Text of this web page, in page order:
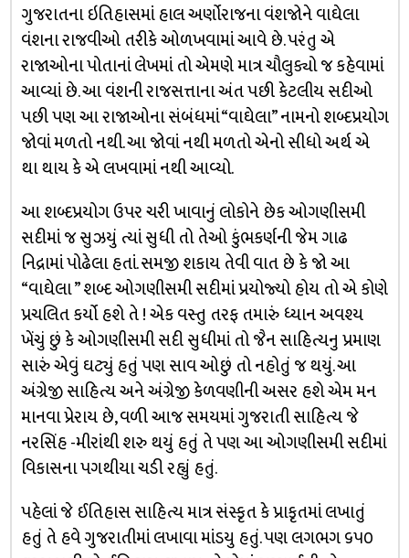
ગુજરાતના ઇતિહાસમાં હાલ અર્ણોરાજના વંશજોને વાઘેલા
વંશના રાજવીઓ તરીકે ઓળખવામાં આવે છે. પરંતુ એ
રાજાઓના પોતાનાં લેખમાં તો એમણે માત્ર ચૌલુક્યો જ કહેવામાં
આવ્યાં છે. આ વંશની રાજસત્તાના અંત પછી કેટલીય સદીઓ
પછી પણ આ રાજાઓના સંબંધમાં “વાઘેલા” નામનો શબ્દપ્રયોગ
જોવાં મળતો નથી. આ જોવાં નથી મળતો એનો સીધો અર્થ એ
થા થાય કે એ લખવામાં નથી આવ્યો.
આ શબ્દપ્રયોગ ઉપર ચરી ખાવાનું લોકોને છેક ઓગણીસમી
સદીમાં જ સુઝયું ત્યાં સુધી તો તેઓ કુંભકર્ણની જેમ ગાઢ
નિદ્રામાં પોઢેલા હતાં. સમજી શકાય તેવી વાત છે કે જો આ
“વાઘેલા ” શબ્દ ઓગણીસમી સદીમાં પ્રયોજ્યો હોય તો એ કોણે
પ્રચલિત કર્યો હશે તે ! એક વસ્તુ તરફ તમારું ધ્યાન અવશ્ય
ખેંચું છું કે ઓગણીસમી સદી સુધીમાં તો જૈન સાહિત્યનુ પ્રમાણ
સારું એવું ઘટ્યું હતું પણ સાવ ઓછું તો નહોતું જ થયું. આ
અંગ્રેજી સાહિત્ય અને અંગ્રેજી કેળવણીની અસર હશે એમ મન
માનવા પ્રેરાય છે, વળી આજ સમયમાં ગુજરાતી સાહિત્ય જે
નરસિંહ -મીરાંથી શરુ થયું હતું તે પણ આ ઓગણીસમી સદીમાં
વિકાસના પગથીયા ચડી રહ્યું હતું.
પહેલાં જે ઈતિહાસ સાહિત્ય માત્ર સંસ્કૃત કે પ્રાકૃતમાં લખાતું
હતું તે હવે ગુજરાતીમાં લખાવા માંડયુ હતું. પણ લગભગ ૬૫૦